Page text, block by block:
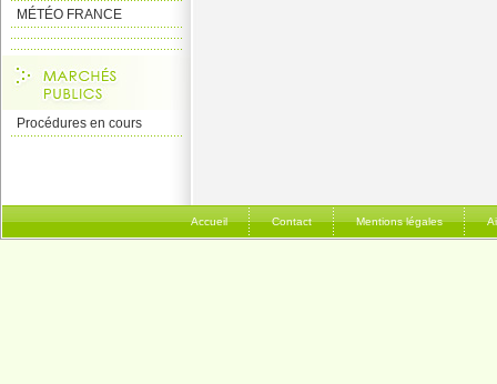
MÉTÉO FRANCE
Procédures en cours
Accueil Contact Mentions légales